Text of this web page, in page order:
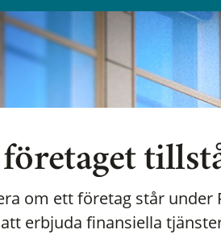
om ett företag står under
erbjuda finansiella